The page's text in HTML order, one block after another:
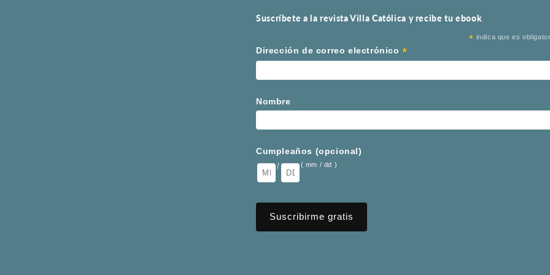
Suscríbete a la revista Villa Católica y recibe tu ebook
* indica que es
Dirección de correo electrónico*
Nombre
Cumpleaños (opcional)
/
( mm / dd )